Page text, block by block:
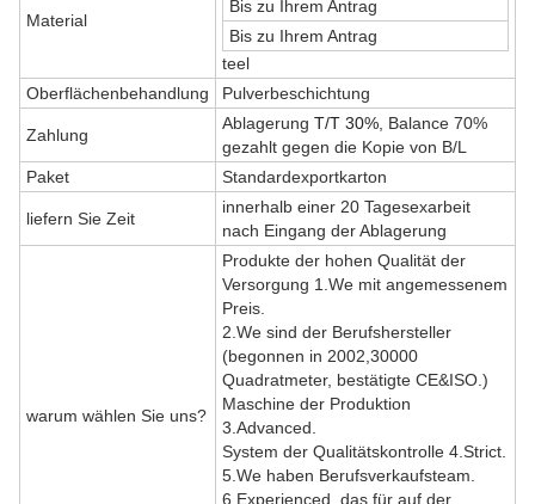
Material
Bis zu Ihrem Antrag
Bis zu Ihrem Antrag
teel
Oberflächenbehandlung
Pulverbeschichtung
Zahlung
Ablagerung T/T 30% , Balance 70%
gezahlt gegen die Kopie von B/L
Paket
Standardexportkarton
liefern Sie Zeit
innerhalb einer 20 Tagesexarbeit
nach Eingang der Ablagerung
warum wählen Sie uns?
Produkte der hohen Qualität der
Versorgung 1.We mit angemessenem
Preis.
2.We sind der Berufshersteller
(begonnen in 2002,30000
Quadratmeter, bestätigte CE&ISO.)
Maschine der Produktion
3.Advanced.
System der Qualitätskontrolle 4.Strict.
5.We haben Berufsverkaufsteam.
6.Experienced, das für auf der